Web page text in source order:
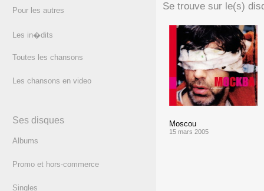
Pour les autres
Les in�dits
Toutes les chansons
Les chansons en video
Ses disques
Albums
Promo et hors-commerce
Singles
Se trouve sur le(s)
Moscou
15 mars 2005